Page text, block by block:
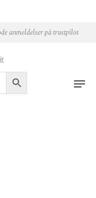
anmeldelser på trustpilot
kr.160,00.
pris er: kr.135,00.